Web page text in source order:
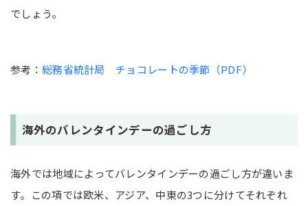
でしょう。
参考： 総務省統計局 チョコレートの季節（PDF）
海外のバレンタインデーの過ごし方
海外では地域によってバレンタインデーの過ごし方が違いま
す。この項では欧米、アジア、中東の3つに分けてそれぞれ